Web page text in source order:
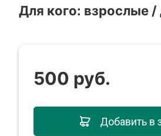
Для кого: взрослые /
500 руб.
Добавить в